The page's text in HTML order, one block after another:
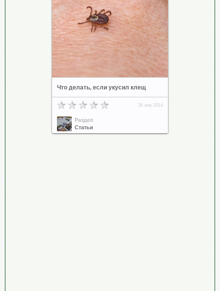
Что делать, если укусил клещ
28 апр 2014
Раздел
Статьи